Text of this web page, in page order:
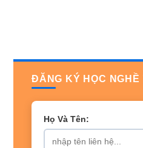
ĐĂNG KÝ HỌC NGHỀ
Họ Và Tên: